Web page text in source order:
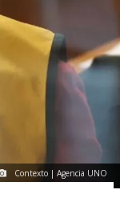
Contexto | Agencia UNO